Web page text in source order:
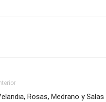
Rosas, Medrano y Salas